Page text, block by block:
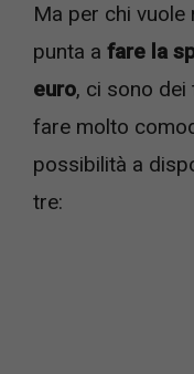
Ma per chi
punta a fare la
euro, ci sono
fare molto
possibilità a
tre: